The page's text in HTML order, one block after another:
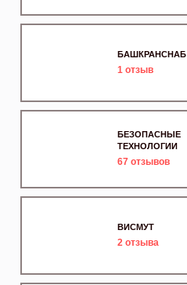
БАШКРАНСНАБ
1 отзыв
БЕЗОПАСНЫЕ
ТЕХНОЛОГИИ
67 отзывов
ВИСМУТ
2 отзыва